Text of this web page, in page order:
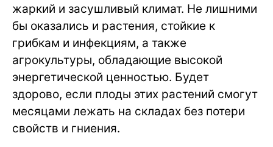
жаркий и засушливый климат. Не лишними
бы оказались и растения, стойкие к
грибкам и инфекциям, а также
агрокультуры, обладающие высокой
энергетической ценностью. Будет
здорово, если плоды этих растений смогут
месяцами лежать на складах без потери
свойств и гниения.